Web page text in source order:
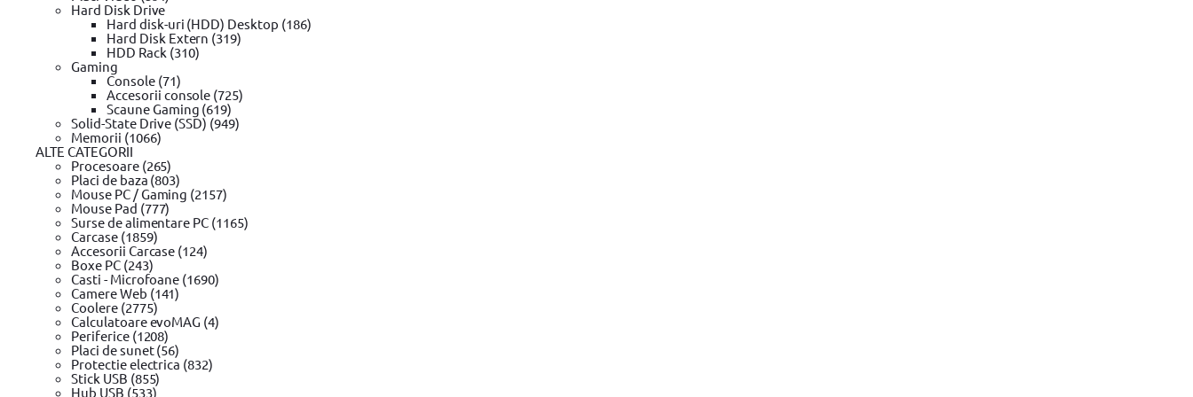
Hard Disk Drive
Hard disk-uri (HDD) Desktop (186)
Hard Disk Extern (319)
HDD Rack (310)
Gaming
Console (71)
Accesorii console (725)
Scaune Gaming (619)
Solid-State Drive (SSD) (949)
Memorii (1066)
ALTE CATEGORII
Procesoare (265)
Placi de baza (803)
Mouse PC / Gaming (2157)
Mouse Pad (777)
Surse de alimentare PC (1165)
Carcase (1859)
Accesorii Carcase (124)
Boxe PC (243)
Casti - Microfoane (1690)
Camere Web (141)
Coolere (2775)
Calculatoare evoMAG (4)
Periferice (1208)
Placi de sunet (56)
Protectie electrica (832)
Stick USB (855)
Hub USB (533)
Confidentialitate
Cumparaturi
Contul meu / Înregistrare cont
Cum cumpar?
Cum platesc?
Garantie si returnare
Mod de livrare
Wishlist
Termeni si conditii
Despre noi
Valorile evomag
Home
Despre evomag
Locatie punct de lucru
Departamente
Angajari
Contact